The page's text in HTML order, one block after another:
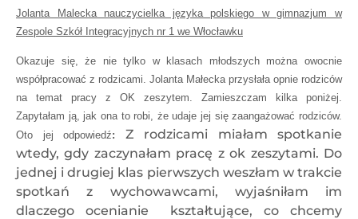
Jolanta Malecka nauczycielka języka polskiego w gimnazjum w
Zespole Szkół Integracyjnych nr 1 we Włocławku
Okazuje się, że nie tylko w klasach młodszych można owocnie
współpracować z rodzicami. Jolanta Małecka przysłała opnie rodziców
na temat pracy z OK zeszytem. Zamieszczam kilka poniżej.
Zapytałam ją, jak ona to robi, że udaje jej się zaangażować rodziców.
Oto jej odpowiedź: Z rodzicami miałam spotkanie
wtedy, gdy zaczynałam pracę z ok zeszytami. Do
jednej i drugiej klas pierwszych weszłam w trakcie
spotkań z wychowawcami, wyjaśniłam im
dlaczego ocenianie kształtujące, co chcemy